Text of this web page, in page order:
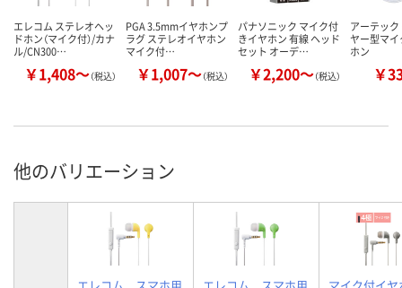
エレコム ステレオヘッ
ドホン（マイク付）/カナ
ル/CN300…
￥1,408～（税込）
PGA 3.5mmイヤホンプ
ラグ ステレオイヤホン
マイク付…
￥1,007～（税込）
パナソニック マイク付
きイヤホン 有線 ヘッド
セット オーデ…
￥2,200～（税込）
アーテッ
ヤー型マ
ホン
￥
他のバリエーション